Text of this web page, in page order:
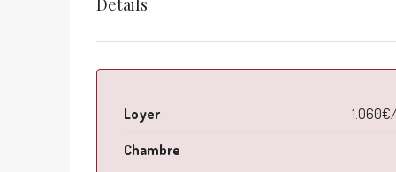
Loyer
Chambre